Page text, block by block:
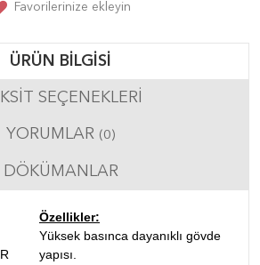
Favorilerinize ekleyin
ÜRÜN BILGISI
SEÇENEKLERI
YORUMLAR (0)
DÖKÜMANLAR
Özellikler:
Yüksek basınca dayanıklı gövde
yapısı.